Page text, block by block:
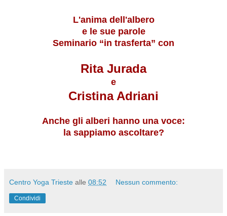
L'anima dell'albero
e le sue parole
Seminario “in trasferta” con
Rita Jurada
e
Cristina Adriani
Anche gli alberi hanno una voce:
la sappiamo ascoltare?
Centro Yoga Trieste alle 08:52 Nessun commento:
Condividi